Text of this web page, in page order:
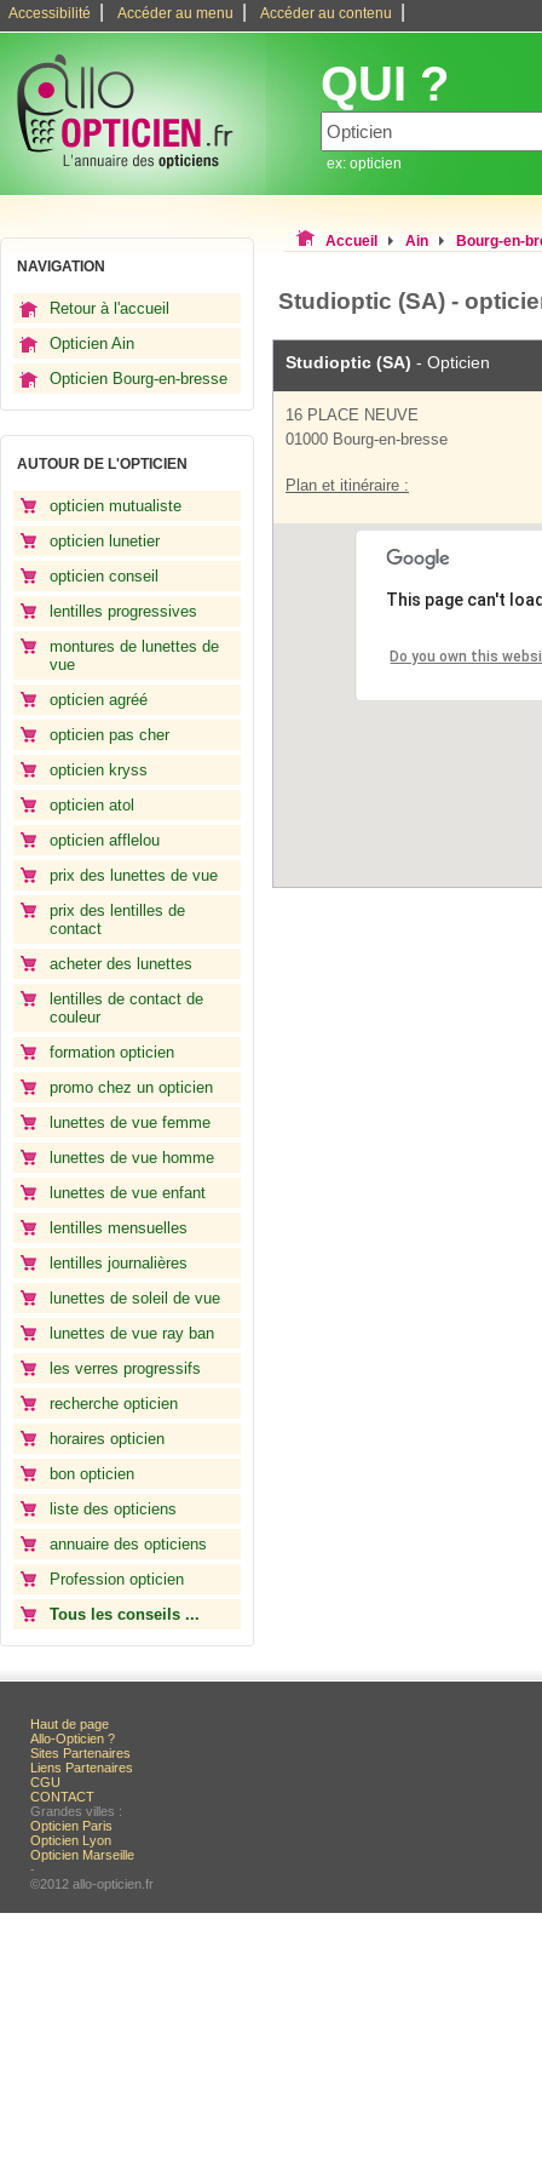
Accessibilité Accéder au menu Accéder au contenu
QUI ?
ex: opticien
NAVIGATION
Retour à l'accueil
Opticien Ain
Opticien Bourg-en-bresse
AUTOUR DE L'OPTICIEN
opticien mutualiste
opticien lunetier
opticien conseil
lentilles progressives
montures de lunettes de
vue
opticien agréé
opticien pas cher
opticien kryss
opticien atol
opticien afflelou
prix des lunettes de vue
prix des lentilles de
contact
acheter des lunettes
lentilles de contact de
couleur
formation opticien
promo chez un opticien
lunettes de vue femme
lunettes de vue homme
lunettes de vue enfant
lentilles mensuelles
lentilles journalières
lunettes de soleil de vue
lunettes de vue ray ban
les verres progressifs
recherche opticien
horaires opticien
bon opticien
liste des opticiens
annuaire des opticiens
Profession opticien
Tous les conseils ...
Accueil Ain Bourg-en-
Studioptic (SA) -
Studioptic (SA) - Opticien
16 PLACE NEUVE
01000 Bourg-en-bresse
Plan et itinéraire :
This page can't
Do you own this
Haut de page
Allo-Opticien ?
Sites Partenaires
Liens Partenaires
CGU
CONTACT
Grandes villes :
Opticien Paris
Opticien Lyon
Opticien Marseille
-
©2012 allo-opticien.fr